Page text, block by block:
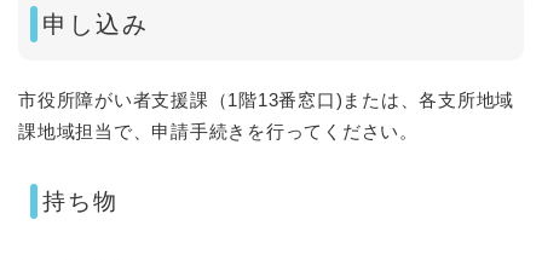
申し込み
市役所障がい者支援課（1階13番窓口)または、各支所地域
課地域担当で、申請手続きを行ってください。
持ち物